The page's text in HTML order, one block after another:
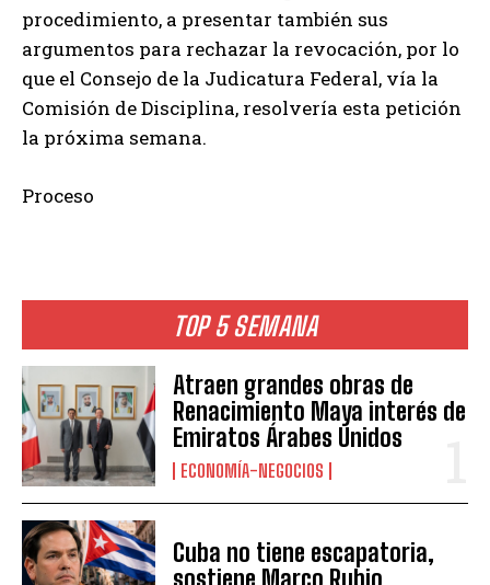
TOP 5 SEMANA
Atraen grandes obras de
Renacimiento Maya interés de
Emiratos Árabes Unidos
ECONOMÍA-NEGOCIOS
Cuba no tiene escapatoria,
sostiene Marco Rubio
procedimiento, a presentar también sus
argumentos para rechazar la revocación, por lo
que el Consejo de la Judicatura Federal, vía la
Comisión de Disciplina, resolvería esta petición
la próxima semana.
Proceso